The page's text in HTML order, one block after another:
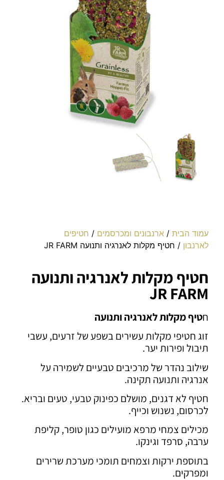
עמוד הבית /ארנבונים ומכרסמים / חטיפים
לארנבון / חטיף מקלות לאנרגיה ותנועה JR FARM
חטיף מקלות לאנרגיה ותנועה
JR FARM
חטיף מקלות לאנרגיה ותנועה
זוג חטיפי מקלות עשירים בשפע של זרעים, עשבי
תיבול ופירות יער.
שילוב נהדר של מרכיבים טבעיים לשמירה על
אנרגיה ותנועה תקינה.
חטיף לא דגנים, מושלם כפינוק טבעי, טעים ובריא.
לכרסום, נשנוש וכייף.
מכילים צמחי מרפא מועילים כגון טופר, קליפת
ערבה, סרפד וגינקו.
בתוספת ירקות וצמחים תומכי מערכת שרירים
ומפרקים.